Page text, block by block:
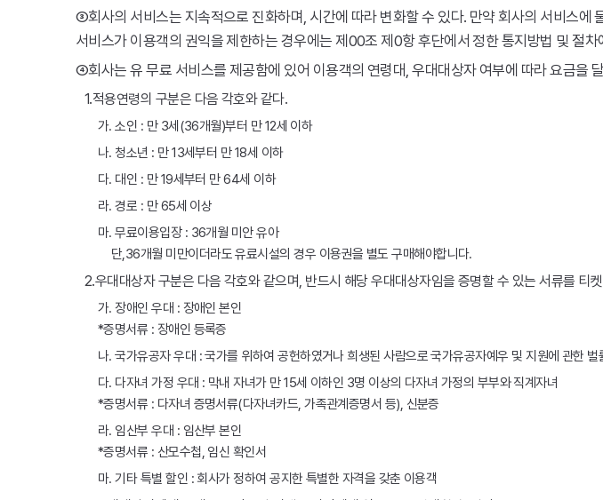
③회사의 서비스는 지속적으로 진화하며, 시간에 따라 변화할 수 있다. 만약 회사의 서비스
서비스가 이용객의 권익을 제한하는 경우에는 제00조 제0항 후단에서 정한 통지방법 및 절차
④회사는 유 무료 서비스를 제공함에 있어 이용객의 연령대, 우대대상자 여부에 따라 요금을
1.적용연령의 구분은 다음 각호와 같다.
가. 소인 : 만 3세(36개월)부터 만 12세 이하
나. 청소년 : 만 13세부터 만 18세 이하
다. 대인 : 만 19세부터 만 64세 이하
라. 경로 : 만 65세 이상
마. 무료이용입장 : 36개월 미안 유아
단,36개월 미만이더라도 유료시설의 경우 이용권을 별도 구매해야합니다.
2.우대대상자 구분은 다음 각호와 같으며, 반드시 해당 우대대상자임을 증명할 수 있는 서류를 티
가. 장애인 우대 : 장애인 본인
*증명서류 : 장애인 등록증
나. 국가유공자 우대 : 국가를 위하여 공헌하였거나 희생된 사람으로 국가유공자예우 및 지원에 관한
다. 다자녀 가정 우대 : 막내 자녀가 만 15세 이하인 3명 이상의 다자녀 가정의 부부와 직계자녀
*증명서류 : 다자녀 증명서류(다자녀카드, 가족관계증명서 등), 신분증
라. 임산부 우대 : 임산부 본인
*증명서류 : 산모수첩, 임신 확인서
마. 기타 특별 할인 : 회사가 정하여 공지한 특별한 자격을 갖춘 이용객